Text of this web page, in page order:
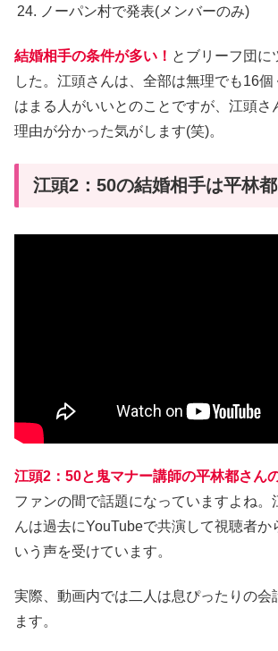
ノーパン村で発表(メンバーのみ)
結婚相手の条件が多い！ とブリーフ団に
した。江頭さんは、全部は無理でも16個
はまる人がいいとのことですが、江頭さ
理由が分かった気がします(笑)。
江頭2：50の結婚相手は平林都
江頭2：50と鬼マナー講師の平林都さん
ファンの間で話題になっていますよね。
んは過去にYouTubeで共演して視聴者か
いう声を受けています。
実際、動画内では二人は息ぴったりの会
ます。